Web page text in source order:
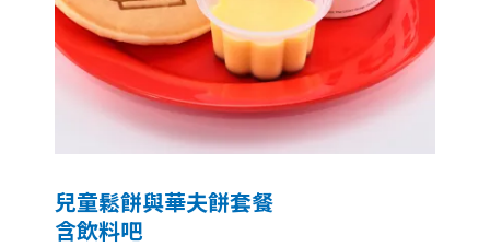
兒童鬆餅與華夫餅套餐
含飲料吧